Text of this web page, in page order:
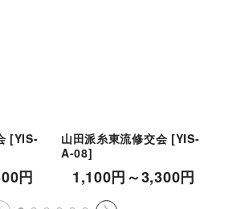
[YIS-
円
山田派糸東流修交会 [YIS-
A-08]
1,100円～3,300円